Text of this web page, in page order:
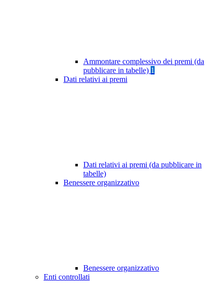
Ammontare complessivo dei premi (da
pubblicare in tabelle) 1
Dati relativi ai premi
Dati relativi ai premi (da pubblicare in
tabelle)
Benessere organizzativo
Benessere organizzativo
Enti controllati